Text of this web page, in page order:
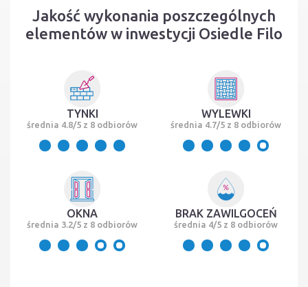
Jakość wykonania poszczególnych
elementów w inwestycji Osiedle Filo
TYNKI
średnia 4.8/5 z 8 odbiorów
WYLEWKI
średnia 4.7/5 z 8 odbiorów
OKNA
średnia 3.2/5 z 8 odbiorów
BRAK ZAWILGOCEŃ
średnia 4/5 z 8 odbiorów